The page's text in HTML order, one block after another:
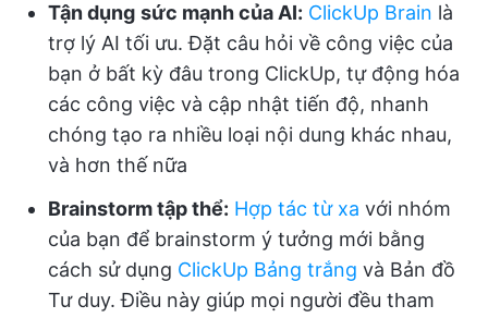
Tận dụng sức mạnh của AI: ClickUp Brain là
trợ lý AI tối ưu. Đặt câu hỏi về công việc của
bạn ở bất kỳ đâu trong ClickUp, tự động hóa
các công việc và cập nhật tiến độ, nhanh
chóng tạo ra nhiều loại nội dung khác nhau,
và hơn thế nữa
Brainstorm tập thể: Hợp tác từ xa với nhóm
của bạn để brainstorm ý tưởng mới bằng
cách sử dụng ClickUp Bảng trắng và Bản đồ
Tư duy. Điều này giúp mọi người đều tham